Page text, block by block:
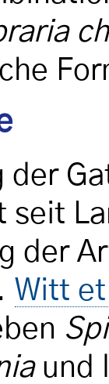
der
der
Witt
und